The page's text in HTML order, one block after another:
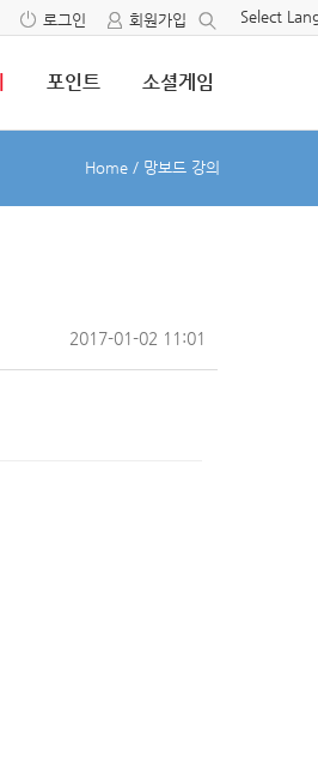
Select
로그인 회원가입
포인트 소셜게임
Home / 망보드 강의
2017-01-02 11:01